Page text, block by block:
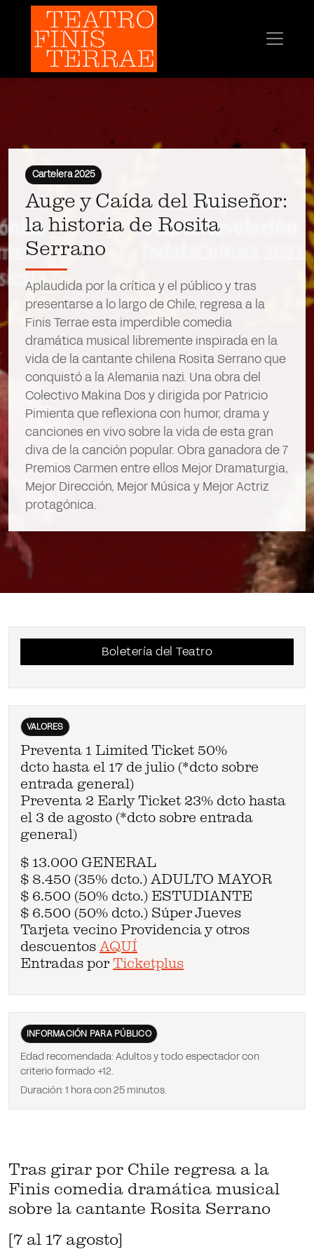
Cartelera 2025
Auge y Caída del Ruiseñor:
la historia de Rosita
Serrano
Aplaudida por la crítica y el público y tras
presentarse a lo largo de Chile, regresa a la
Finis Terrae esta imperdible comedia
dramática musical libremente inspirada en la
vida de la cantante chilena Rosita Serrano que
conquistó a la Alemania nazi. Una obra del
Colectivo Makina Dos y dirigida por Patricio
Pimienta que reflexiona con humor, drama y
canciones en vivo sobre la vida de esta gran
diva de la canción popular. Obra ganadora de 7
Premios Carmen entre ellos Mejor Dramaturgia,
Mejor Dirección, Mejor Música y Mejor Actriz
protagónica.
Tras girar por Chile regresa a la
Finis comedia dramática musical
sobre la cantante Rosita Serrano
[7 al 17 agosto]
Boletería del Teatro
VALORES
Preventa 1 Limited Ticket 50%
dcto hasta el 17 de julio (*dcto sobre
entrada general)
Preventa 2 Early Ticket 23% dcto hasta
el 3 de agosto (*dcto sobre entrada
general)
$ 13.000 GENERAL
$ 8.450 (35% dcto.) ADULTO MAYOR
$ 6.500 (50% dcto.) ESTUDIANTE
$ 6.500 (50% dcto.) Súper Jueves
Tarjeta vecino Providencia y otros
descuentos AQUÍ
Entradas por Ticketplus
INFORMACIÓN PARA PÚBLICO
Edad recomendada: Adultos y todo espectador con
criterio formado +12.
Duración: 1 hora con 25 minutos.